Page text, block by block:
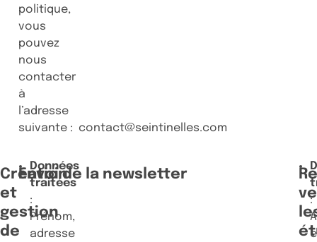
politique,
vous
pouvez
nous
contacter
à
l’adresse
suivante : contact@seintinelles.com
Création
et
gestion
de
Données
traitées
:
Prénom,
adresse
Envoi de la newsletter
: